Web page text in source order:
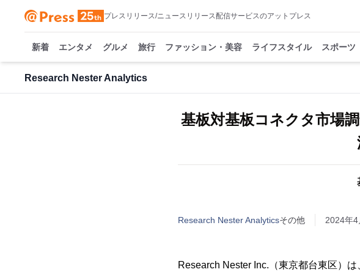
プレスリリース/ニュースリリース配信サービスのアットプレス
新着 エンタメ グルメ 旅行 ファッション・美容 ライフスタイル スポーツ
Research Nester Analytics
基板対基板コネクタ市場
Research Nester Analyticsその他 2024年
Research Nester Inc.（東京都台東区）